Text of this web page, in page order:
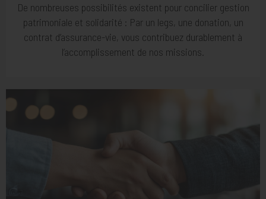
De nombreuses possibilités existent pour concilier gestion
patrimoniale et solidarité : Par un legs, une donation, un
contrat d’assurance-vie, vous contribuez durablement à
l’accomplissement de nos missions.